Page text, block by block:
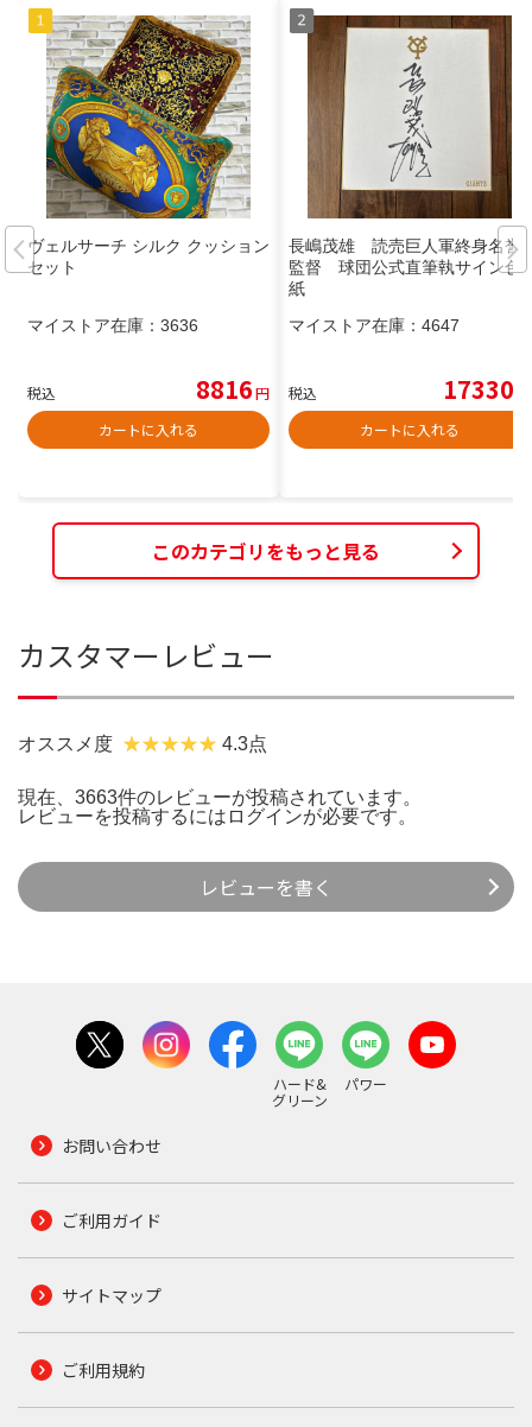
ヴェルサーチ シルク クッション
セット
マイストア在庫： 3636
税込 8816円
カートに入れる
長嶋茂雄 読売巨人軍終身名誉
監督 球団公式直筆執サイン色
紙
マイストア在庫： 4647
税込 17330
カートに入れる
このカテゴリをもっと見る
カスタマーレビュー
オススメ度 4.3点
現在、3663件のレビューが投稿されています。
レビューを投稿するには ログインが必要です。
レビューを書く
ハード&
グリーン
パワー
お問い合わせ
ご利用ガイド
サイトマップ
ご利用規約